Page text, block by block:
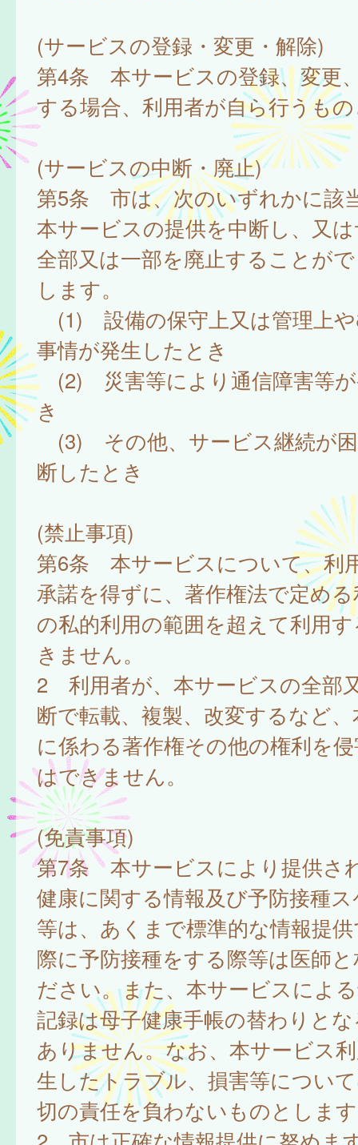
(サービスの登録・変更・解除)
第4条 本サービスの登録、変更
する場合、利用者が自ら行うも
(サービスの中断・廃止)
第5条 市は、次のいずれかに該
本サービスの提供を中断し、又
全部又は一部を廃止することが
します。
(1) 設備の保守上又は管理上
事情が発生したとき
(2) 災害等により通信障害等が
き
(3) その他、サービス継続が
断したとき
(禁止事項)
第6条 本サービスについて、利
承諾を得ずに、著作権法で定め
の私的利用の範囲を超えて利用
きません。
2 利用者が、本サービスの全部
断で転載、複製、改変するなど
に係わる著作権その他の権利を
はできません。
(免責事項)
第7条 本サービスにより提供さ
健康に関する情報及び予防接種
等は、あくまで標準的な情報提
際に予防接種をする際等は医師
ださい。また、本サービスによ
記録は母子健康手帳の替わりと
ありません。なお、本サービス
生したトラブル、損害等につい
切の責任を負わないものとしま